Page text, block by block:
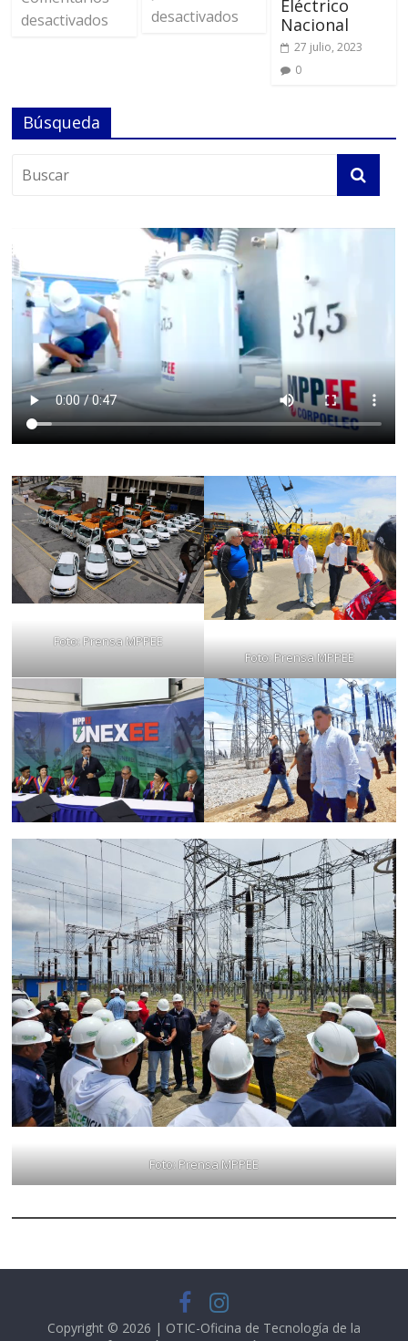
desactivados
desactivados
Eléctrico
Nacional
27 julio, 2023
0
Búsqueda
Foto: Prensa MPPEE
Foto: Prensa MPPEE
Foto: Prensa MPPEE
Copyright © 2026 | OTIC-Oficina de Tecnología de la